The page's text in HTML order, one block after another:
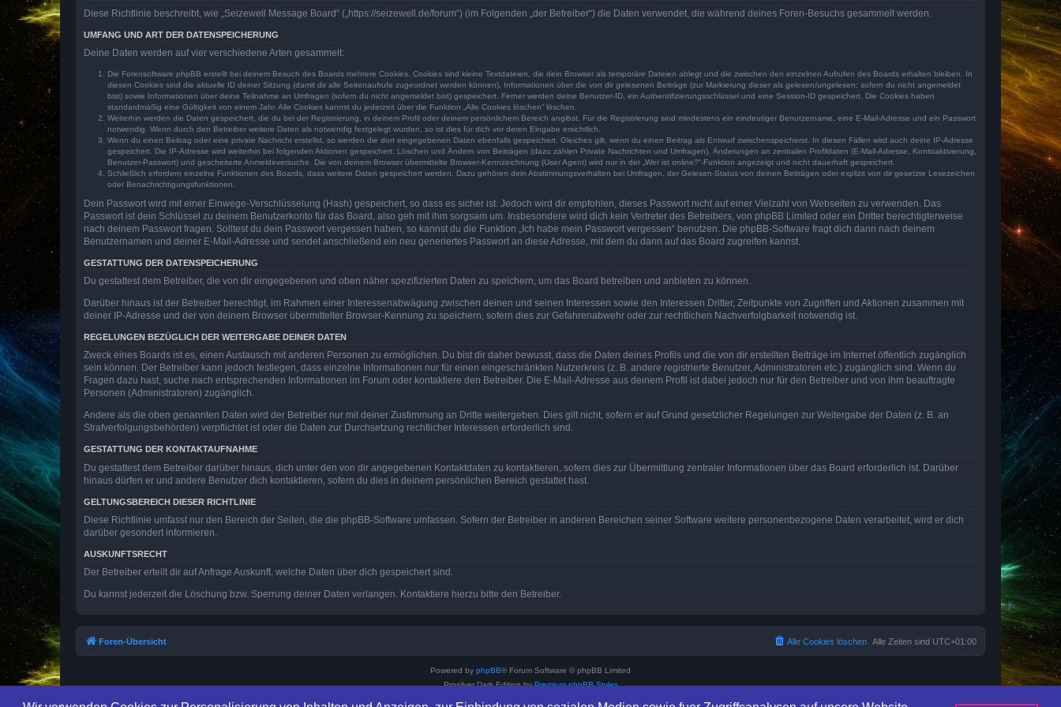
Diese Richtlinie beschreibt, wie „Seizewell Message Board“ („https://seizewell.de/forum“) (im Folgenden „der Betreiber“) die Daten verwendet, die während deines Foren-Besuchs gesammelt werden.
UMFANG UND ART DER DATENSPEICHERUNG
Deine Daten werden auf vier verschiedene Arten gesammelt:
Die Forensoftware phpBB erstellt bei deinem Besuch des Boards mehrere Cookies. Cookies sind kleine Textdateien, die dein Browser als temporäre Dateien ablegt und die zwischen den einzelnen Aufrufen des Boards erhalten bleiben. In
diesen Cookies sind die aktuelle ID deiner Sitzung (damit dir alle Seitenaufrufe zugeordnet werden können), Informationen über die von dir gelesenen Beiträge (zur Markierung dieser als gelesen/ungelesen; sofern du nicht angemeldet
bist) sowie Informationen über deine Teilnahme an Umfragen (sofern du nicht angemeldet bist) gespeichert. Ferner werden deine Benutzer-ID, ein Authentifizierungsschlüssel und eine Session-ID gespeichert. Die Cookies haben
standardmäßig eine Gültigkeit von einem Jahr. Alle Cookies kannst du jederzeit über die Funktion „Alle Cookies löschen“ löschen.
Weiterhin werden die Daten gespeichert, die du bei der Registrierung, in deinem Profil oder deinem persönlichem Bereich angibst. Für die Registrierung sind mindestens ein eindeutiger Benutzername, eine E-Mail-Adresse und ein Passwort
notwendig. Wenn durch den Betreiber weitere Daten als notwendig festgelegt wurden, so ist dies für dich vor deren Eingabe ersichtlich.
Wenn du einen Beitrag oder eine private Nachricht erstellst, so werden die dort eingegebenen Daten ebenfalls gespeichert. Gleiches gilt, wenn du einen Beitrag als Entwurf zwischenspeicherst. In diesen Fällen wird auch deine IP-Adresse
gespeichert. Die IP-Adresse wird weiterhin bei folgenden Aktionen gespeichert: Löschen und Ändern von Beiträgen (dazu zählen Private Nachrichten und Umfragen), Änderungen an zentralen Profildaten (E-Mail-Adresse, Kontoaktivierung,
Benutzer-Passwort) und gescheiterte Anmeldeversuche. Die von deinem Browser übermittelte Browser-Kennzeichnung (User Agent) wird nur in der „Wer ist online?“-Funktion angezeigt und nicht dauerhaft gespeichert.
Schließlich erfordern einzelne Funktionen des Boards, dass weitere Daten gespeichert werden. Dazu gehören dein Abstimmungsverhalten bei Umfragen, der Gelesen-Status von deinen Beiträgen oder explizit von dir gesetzte Lesezeichen
oder Benachrichtigungsfunktionen.
Dein Passwort wird mit einer Einwege-Verschlüsselung (Hash) gespeichert, so dass es sicher ist. Jedoch wird dir empfohlen, dieses Passwort nicht auf einer Vielzahl von Webseiten zu verwenden. Das
Passwort ist dein Schlüssel zu deinem Benutzerkonto für das Board, also geh mit ihm sorgsam um. Insbesondere wird dich kein Vertreter des Betreibers, von phpBB Limited oder ein Dritter berechtigterweise
nach deinem Passwort fragen. Solltest du dein Passwort vergessen haben, so kannst du die Funktion „Ich habe mein Passwort vergessen“ benutzen. Die phpBB-Software fragt dich dann nach deinem
Benutzernamen und deiner E-Mail-Adresse und sendet anschließend ein neu generiertes Passwort an diese Adresse, mit dem du dann auf das Board zugreifen kannst.
GESTATTUNG DER DATENSPEICHERUNG
Du gestattest dem Betreiber, die von dir eingegebenen und oben näher spezifizierten Daten zu speichern, um das Board betreiben und anbieten zu können.
Darüber hinaus ist der Betreiber berechtigt, im Rahmen einer Interessenabwägung zwischen deinen und seinen Interessen sowie den Interessen Dritter, Zeitpunkte von Zugriffen und Aktionen zusammen mit
deiner IP-Adresse und der von deinem Browser übermittelter Browser-Kennung zu speichern, sofern dies zur Gefahrenabwehr oder zur rechtlichen Nachverfolgbarkeit notwendig ist.
REGELUNGEN BEZÜGLICH DER WEITERGABE DEINER DATEN
Zweck eines Boards ist es, einen Austausch mit anderen Personen zu ermöglichen. Du bist dir daher bewusst, dass die Daten deines Profils und die von dir erstellten Beiträge im Internet öffentlich zugänglich
sein können. Der Betreiber kann jedoch festlegen, dass einzelne Informationen nur für einen eingeschränkten Nutzerkreis (z. B. andere registrierte Benutzer, Administratoren etc.) zugänglich sind. Wenn du
Fragen dazu hast, suche nach entsprechenden Informationen im Forum oder kontaktiere den Betreiber. Die E-Mail-Adresse aus deinem Profil ist dabei jedoch nur für den Betreiber und von ihm beauftragte
Personen (Administratoren) zugänglich.
Andere als die oben genannten Daten wird der Betreiber nur mit deiner Zustimmung an Dritte weitergeben. Dies gilt nicht, sofern er auf Grund gesetzlicher Regelungen zur Weitergabe der Daten (z. B. an
Strafverfolgungsbehörden) verpflichtet ist oder die Daten zur Durchsetzung rechtlicher Interessen erforderlich sind.
GESTATTUNG DER KONTAKTAUFNAHME
Du gestattest dem Betreiber darüber hinaus, dich unter den von dir angegebenen Kontaktdaten zu kontaktieren, sofern dies zur Übermittlung zentraler Informationen über das Board erforderlich ist. Darüber
hinaus dürfen er und andere Benutzer dich kontaktieren, sofern du dies in deinem persönlichen Bereich gestattet hast.
GELTUNGSBEREICH DIESER RICHTLINIE
Diese Richtlinie umfasst nur den Bereich der Seiten, die die phpBB-Software umfassen. Sofern der Betreiber in anderen Bereichen seiner Software weitere personenbezogene Daten verarbeitet, wird er dich
darüber gesondert informieren.
AUSKUNFTSRECHT
Der Betreiber erteilt dir auf Anfrage Auskunft, welche Daten über dich gespeichert sind.
Du kannst jederzeit die Löschung bzw. Sperrung deiner Daten verlangen. Kontaktiere hierzu bitte den Betreiber.
Foren-Übersicht Alle Zeiten sind UTC+01:00
Alle Cookies löschen
Powered by phpBB® Forum Software © phpBB Limited
Prosilver Dark Edition byPremium phpBB Styles